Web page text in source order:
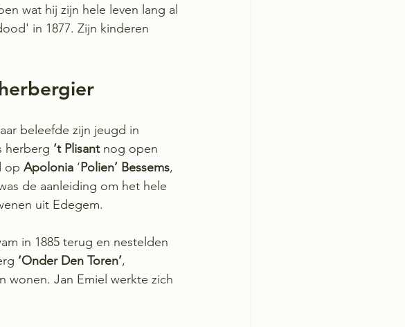
wat hij zijn hele leven lang al
in 1877. Zijn kinderen
beleefde zijn jeugd in
herberg ‘t Plisant nog open
op Apolonia ‘Polien’ Bessems,
de aanleiding om het hele
uit Edegem.
in 1885 terug en nestelden
‘Onder Den Toren’,
wonen. Jan Emiel werkte zich